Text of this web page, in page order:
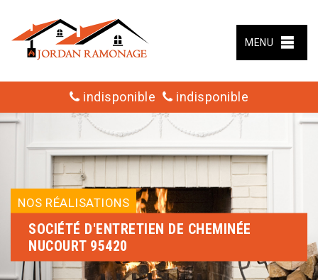
MENU
indisponible indisponible
NOS RÉALISATIONS
SOCIÉTÉ D'ENTRETIEN DE CHEMINÉE
NUCOURT 95420